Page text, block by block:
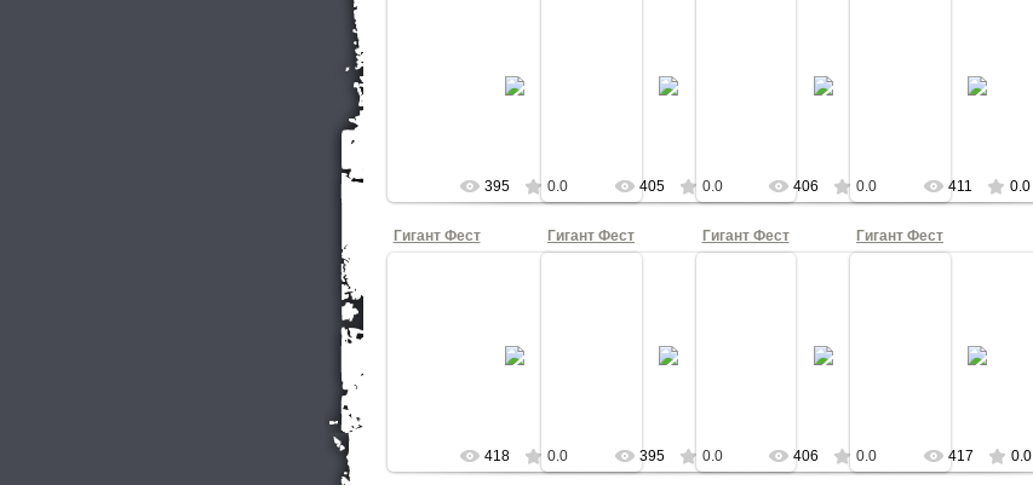
Шоколадный торт
395 0.0
Шоколадный торт
405 0.0
Шоколадный торт
406 0.0
Шоколадный торт
411 0.0
Гигант Фест
Шоколадный торт
418 0.0
Гигант Фест
Шоколадный торт
395 0.0
Гигант Фест
Шоколадный торт
406 0.0
Гигант Фест
Шоколадный торт
417 0.0